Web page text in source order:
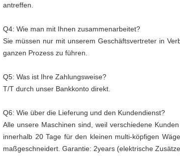
antreffen.
Q4: Wie man mit Ihnen zusammenarbeitet?
Sie müssen nur mit unserem Geschäftsvertreter in
ganzen Prozess zu führen.
Q5: Was ist Ihre Zahlungsweise?
T/T durch unser Bankkonto direkt.
Q6: Wie über die Lieferung und den Kundendienst?
Alle unsere Maschinen sind, weil verschiedene
innerhalb 20 Tage für den kleinen multi-köpfigen
maßgeschneidert. Garantie: 2years (elektrische